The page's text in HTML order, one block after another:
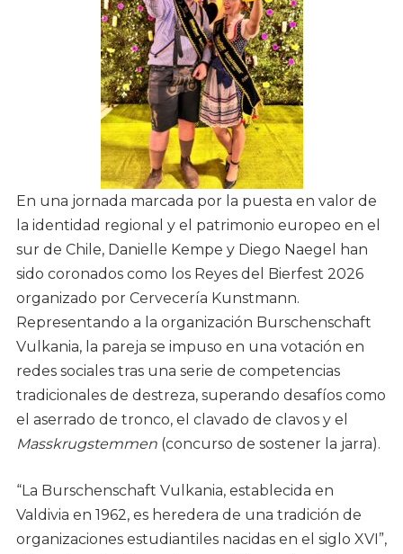
En una jornada marcada por la puesta en valor de
la identidad regional y el patrimonio europeo en el
sur de Chile, Danielle Kempe y Diego Naegel han
sido coronados como los Reyes del Bierfest 2026
organizado por Cervecería Kunstmann.
Representando a la organización Burschenschaft
Vulkania, la pareja se impuso en una votación en
redes sociales tras una serie de competencias
tradicionales de destreza, superando desafíos como
el aserrado de tronco, el clavado de clavos y el
Masskrugstemmen(concurso de sostener la jarra).
“La Burschenschaft Vulkania, establecida en
Valdivia en 1962, es heredera de una tradición de
organizaciones estudiantiles nacidas en el siglo XVI”,